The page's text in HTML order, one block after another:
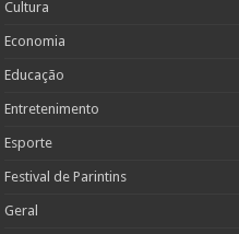
Cultura
Economia
Educação
Entretenimento
Esporte
Festival de Parintins
Geral